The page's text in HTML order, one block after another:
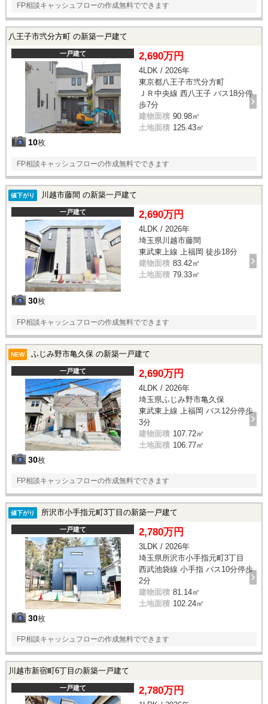
FP相談キャッシュフローの作成無料でできます
八王子市弐分方町 の新築一戸建て
一戸建て
10枚
2,690万円
4LDK / 2026年
東京都八王子市弐分方町
ＪＲ中央線 西八王子 バス18分停
歩7分
建物面積 90.98㎡
土地面積 125.43㎡
FP相談キャッシュフローの作成無料でできます
値下がり 川越市藤間 の新築一戸建て
一戸建て
30枚
2,690万円
4LDK / 2026年
埼玉県川越市藤間
東武東上線 上福岡 徒歩18分
建物面積 83.42㎡
土地面積 79.33㎡
FP相談キャッシュフローの作成無料でできます
NEW ふじみ野市亀久保 の新築一戸建て
一戸建て
30枚
2,690万円
4LDK / 2026年
埼玉県ふじみ野市亀久保
東武東上線 上福岡 バス12分停歩
3分
建物面積 107.72㎡
土地面積 106.77㎡
FP相談キャッシュフローの作成無料でできます
値下がり 所沢市小手指元町3丁目の新築一戸建て
一戸建て
30枚
2,780万円
3LDK / 2026年
埼玉県所沢市小手指元町3丁目
西武池袋線 小手指 バス10分停歩
2分
建物面積 81.14㎡
土地面積 102.24㎡
FP相談キャッシュフローの作成無料でできます
川越市新宿町6丁目の新築一戸建て
一戸建て 2,780万円